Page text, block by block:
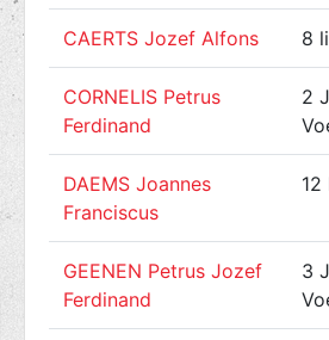
CAERTS Jozef Alfons 8
CORNELIS Petrus
Ferdinand
2
DAEMS Joannes
Franciscus
12
GEENEN Petrus Jozef
Ferdinand
3